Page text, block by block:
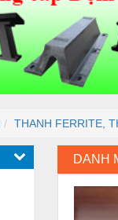
THANH FERRITE,
DANH